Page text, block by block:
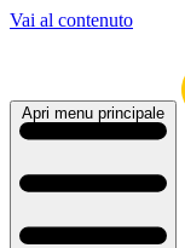
Vai al contenuto
Apri menu principale